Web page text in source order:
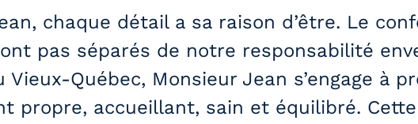
chaque détail a sa raison d’être. Le
pas séparés de notre responsabilité
Québec, Monsieur Jean s’engage à
propre, accueillant, sain et équilibré.